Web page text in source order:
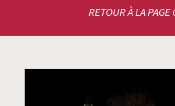
RETOUR À LA PAGE